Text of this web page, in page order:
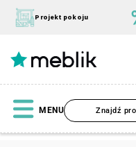
treści
Projekt pokoju
MENU